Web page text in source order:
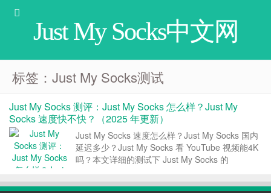
Just My Socks中文网
标签：Just My Socks测试
Just My Socks 测评：Just My Socks 怎么样？Just My
Socks 速度快不快？（2025 年更新）
Just My Socks 速度怎么样？Just My Socks 国内
延迟多少？Just My Socks 看 YouTube 视频能4K
吗？本文详细的测试下 Just My Socks 的
YouTube 视频速度和 I...